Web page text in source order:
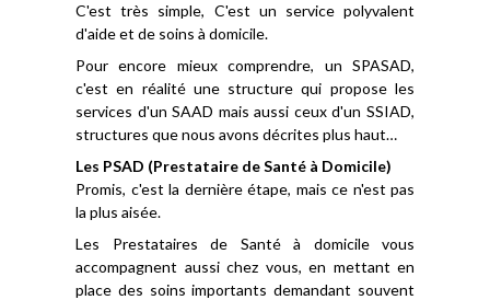
C'est très simple, C'est un service polyvalent
d'aide et de soins à domicile.
Pour encore mieux comprendre, un SPASAD,
c'est en réalité une structure qui propose les
services d'un SAAD mais aussi ceux d'un SSIAD,
structures que nous avons décrites plus haut…
Les PSAD (Prestataire de Santé à Domicile)
Promis, c'est la dernière étape, mais ce n'est pas
la plus aisée.
Les Prestataires de Santé à domicile vous
accompagnent aussi chez vous, en mettant en
place des soins importants demandant souvent